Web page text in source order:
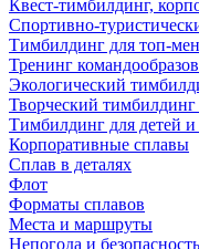
Квест-тимбилдинг,
Спортивно-
Тимбилдинг для топ-
Тренинг
Экологический
Творческий
Тимбилдинг для детей и
Корпоративные сплавы
Сплав в деталях
Флот
Форматы сплавов
Места и маршруты
Непогода и безопасность